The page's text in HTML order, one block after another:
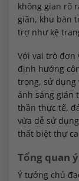
không gian rõ
giãn, khu bàn
trợ như kệ
Với vai trò đơn
định hướng
trọng, sử dụng
ánh sáng gián
thần thực tế,
vừa dễ sử
thất biệt thự
Tổng quan
Ý tưởng chủ